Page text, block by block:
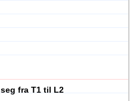
fra T1 til L2